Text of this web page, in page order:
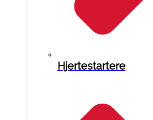
Hjertestartere